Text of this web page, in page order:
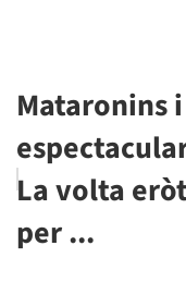
Mataronins
La volta
per ...